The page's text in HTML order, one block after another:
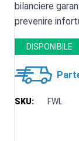
bilanciere
prevenire
DISPONIBILE
SKU: FWL